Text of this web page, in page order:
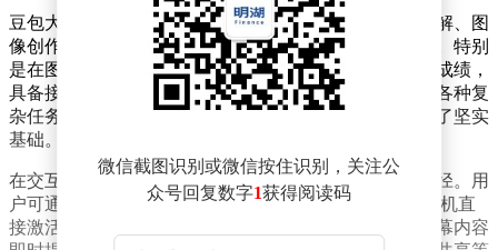
豆包大模型在多项技术领域表现突出，其推理、视觉理解、图
像创作、视频生成和语音处理能力均达到行业领先水平。特别
是在图形界面操作方面，该模型在权威评测中取得优异成绩，
具备接近人类水平的手机操作能力，能够辅助用户完成各种复
杂任务。这些技术优势为豆包手机助手的功能实现奠定了坚实
基础。
在交互方式上，豆包手机助手提供了多种便捷的唤醒途径。用
户可通过语音指令、侧边按键或配套的豆包Ola Friend耳机直
接激活助手。无论处于何种应用界面，用户都能针对屏幕内容
微信截图识别或微信按住识别，关注公
众号回复数字1获得阅读码